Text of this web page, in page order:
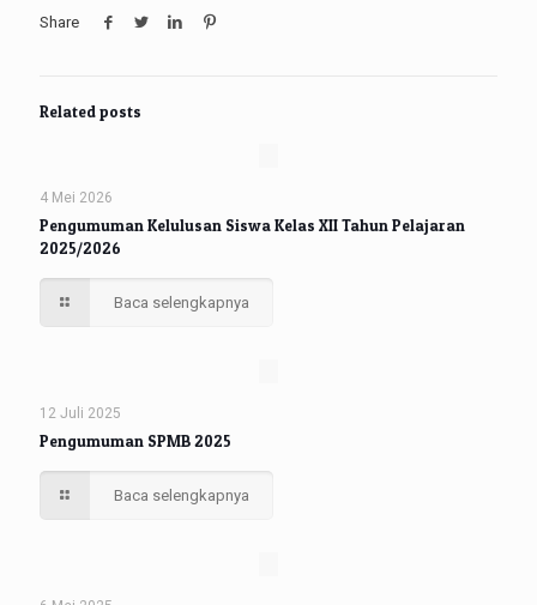
Share
Related posts
4 Mei 2026
Pengumuman Kelulusan Siswa Kelas XII Tahun Pelajaran
2025/2026
Baca selengkapnya
12 Juli 2025
Pengumuman SPMB 2025
Baca selengkapnya